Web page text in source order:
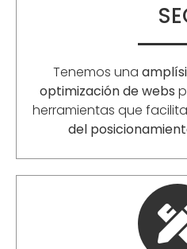
Tenemos una
optimización de webs
herramientas que
del